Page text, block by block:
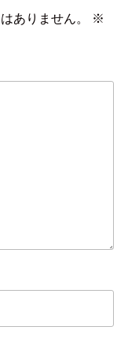
ありません。
※